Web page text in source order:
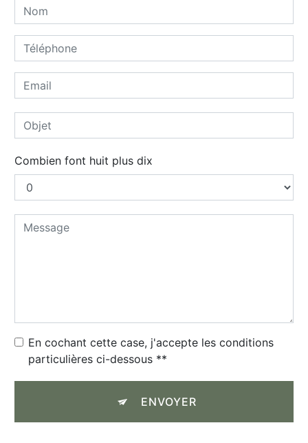
Combien font huit plus dix
En cochant cette case, j'accepte les conditions
particulières ci-dessous **
ENVOYER